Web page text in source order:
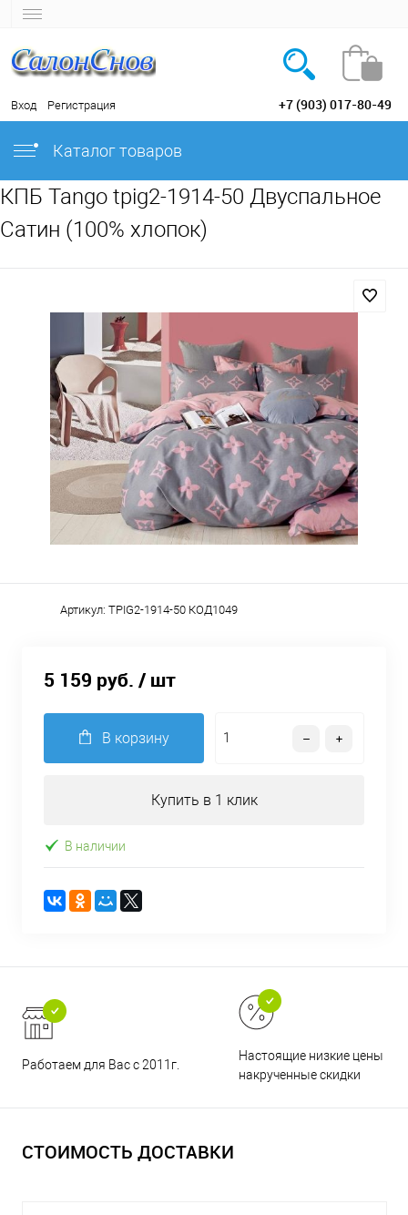
Вход Регистрация +7 (903) 017-80-49
Каталог товаров
КПБ Tango tpig2-1914-50 Двуспальное
Сатин (100% хлопок)
Артикул: TPIG2-1914-50 КОД1049
5 159 руб. / шт
В корзину
Купить в 1 клик
В наличии
Работаем для Вас с 2011г.
Настоящие низкие цены и
накрученные скидки
СТОИМОСТЬ ДОСТАВКИ